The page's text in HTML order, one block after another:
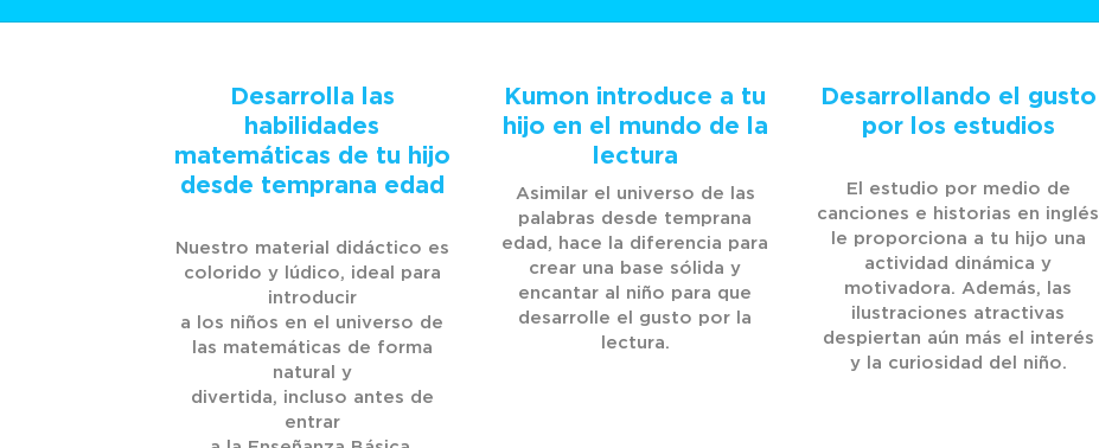
Desarrolla las
habilidades
matemáticas de tu hijo
desde temprana edad
Nuestro material didáctico es
colorido y lúdico, ideal para
introducir
a los niños en el universo de
las matemáticas de forma
natural y
divertida, incluso antes de
entrar
Kumon introduce a tu
hijo en el mundo de la
lectura
Asimilar el universo de las
palabras desde temprana
edad, hace la diferencia para
crear una base sólida y
encantar al niño para que
desarrolle el gusto por la
lectura.
Desarrollando el gusto
por los estudios
El estudio por medio de
canciones e historias en inglés
le proporciona a tu hijo una
actividad dinámica y
motivadora. Además, las
ilustraciones atractivas
despiertan aún más el interés